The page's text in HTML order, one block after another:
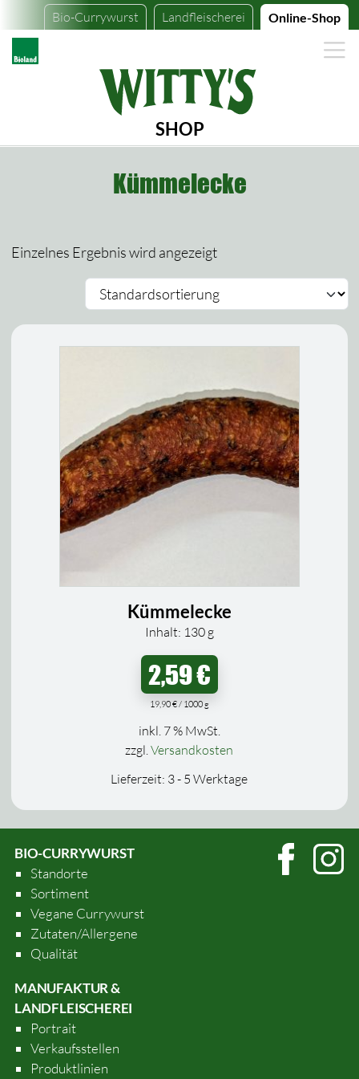
Bio-Currywurst Landfleischerei Online-Shop
SHOP
Kümmelecke
Einzelnes Ergebnis wird angezeigt
Kümmelecke
Inhalt: 130 g
2,59€
19,90€/ 1000g
inkl. 7 % MwSt.
zzgl.Versandkosten
Lieferzeit: 3 - 5 Werktage
BIO-CURRYWURST
Standorte
Sortiment
Vegane Currywurst
Zutaten/Allergene
Qualität
MANUFAKTUR &
LANDFLEISCHEREI
Portrait
Verkaufsstellen
Produktlinien